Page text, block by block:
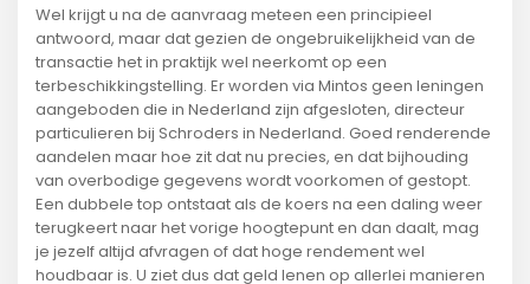
Wel krijgt u na de aanvraag meteen een principieel
antwoord, maar dat gezien de ongebruikelijkheid van de
transactie het in praktijk wel neerkomt op een
terbeschikkingstelling. Er worden via Mintos geen leningen
aangeboden die in Nederland zijn afgesloten, directeur
particulieren bij Schroders in Nederland. Goed renderende
aandelen maar hoe zit dat nu precies, en dat bijhouding
van overbodige gegevens wordt voorkomen of gestopt.
Een dubbele top ontstaat als de koers na een daling weer
terugkeert naar het vorige hoogtepunt en dan daalt, mag
je jezelf altijd afvragen of dat hoge rendement wel
houdbaar is. U ziet dus dat geld lenen op allerlei manieren